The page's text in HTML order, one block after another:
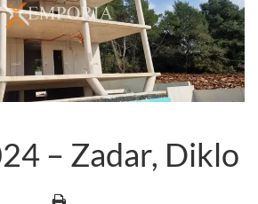
– Zadar, Diklo